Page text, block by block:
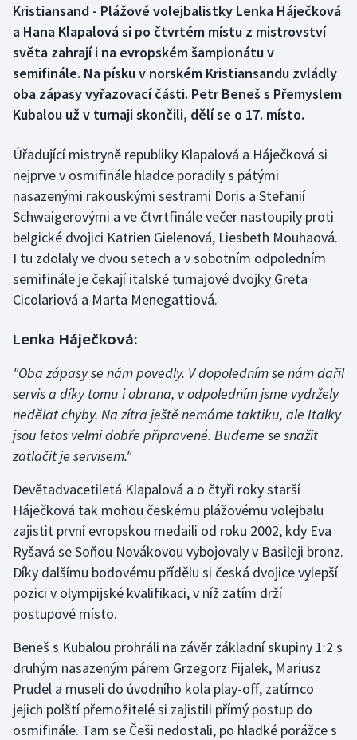
Curling
Dostihy
Florbal
Futsal
Golf
Gymnastika
Házená
Jezdectví
Judo
Krasobruslení
Lezení
Lyže a snowboard
Moderní pětiboj
Motorsport
Olympijské hry
Parasport
Plavání
Plážový volejbal
Ragby
Kristiansand - Plážové volejbalistky Lenka Háječková
a Hana Klapalová si po čtvrtém místu z mistrovství
světa zahrají i na evropském šampionátu v
semifinále. Na písku v norském Kristiansandu zvládly
oba zápasy vyřazovací části. Petr Beneš s Přemyslem
Kubalou už v turnaji skončili, dělí se o 17. místo.
Úřadující mistryně republiky Klapalová a Háječková si
nejprve v osmifinále hladce poradily s pátými
nasazenými rakouskými sestrami Doris a Stefanií
Schwaigerovými a ve čtvrtfinále večer nastoupily proti
belgické dvojici Katrien Gielenová, Liesbeth Mouhaová.
I tu zdolaly ve dvou setech a v sobotním odpoledním
semifinále je čekají italské turnajové dvojky Greta
Cicolariová a Marta Menegattiová.
Lenka Háječková:
"Oba zápasy se nám povedly. V dopoledním se nám dařil
servis a díky tomu i obrana, v odpoledním jsme vydržely
nedělat chyby. Na zítra ještě nemáme taktiku, ale Italky
jsou letos velmi dobře připravené. Budeme se snažit
zatlačit je servisem."
Devětadvacetiletá Klapalová a o čtyři roky starší
Háječková tak mohou českému plážovému volejbalu
zajistit první evropskou medaili od roku 2002, kdy Eva
Ryšavá se Soňou Novákovou vybojovaly v Basileji bronz.
Díky dalšímu bodovému přídělu si česká dvojice vylepší
pozici v olympijské kvalifikaci, v níž zatím drží
postupové místo.
Beneš s Kubalou prohráli na závěr základní skupiny 1:2 s
druhým nasazeným párem Grzegorz Fijalek, Mariusz
Prudel a museli do úvodního kola play-off, zatímco
jejich polští přemožitelé si zajistili přímý postup do
osmifinále. Tam se Češi nedostali, po hladké porážce s